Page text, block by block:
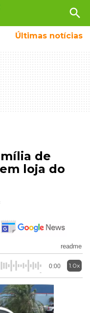
search
Últimas notícias
de
loja do
readme
0:00 1.0x